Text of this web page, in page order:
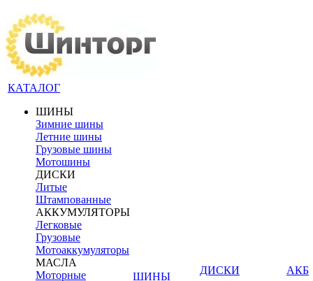
КАТАЛОГ
ШИНЫ
Зимние шины
Летние шины
Грузовые шины
Мотошины
ДИСКИ
Литые
Штампованные
АККУМУЛЯТОРЫ
Легковые
Грузовые
Мотоаккумуляторы
МАСЛА
Моторные
ШИНЫ
ДИСКИ
АКБ